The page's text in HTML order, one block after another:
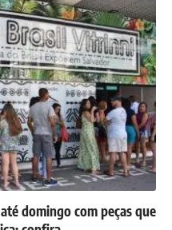
domingo com peças que